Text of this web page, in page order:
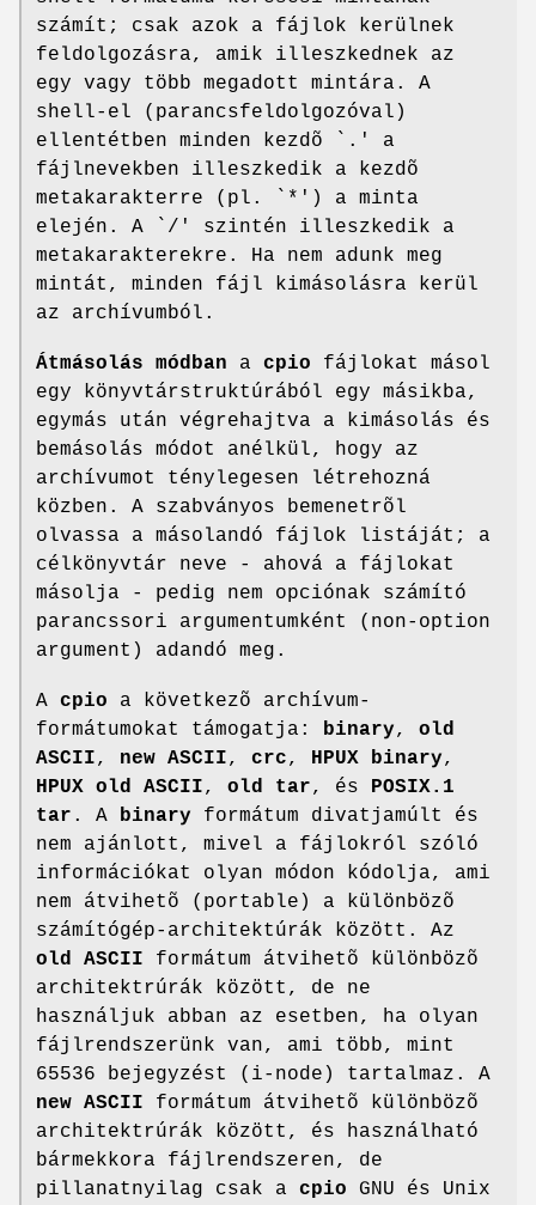
számít; csak azok a fájlok kerülnek
feldolgozásra, amik illeszkednek az
egy vagy több megadott mintára. A
shell-el (parancsfeldolgozóval)
ellentétben minden kezdõ `.' a
fájlnevekben illeszkedik a kezdõ
metakarakterre (pl. `*') a minta
elején. A `/' szintén illeszkedik a
metakarakterekre. Ha nem adunk meg
mintát, minden fájl kimásolásra kerül
az archívumból.
Átmásolás módban a cpio fájlokat másol
egy könyvtárstruktúrából egy másikba,
egymás után végrehajtva a kimásolás és
bemásolás módot anélkül, hogy az
archívumot ténylegesen létrehozná
közben. A szabványos bemenetrõl
olvassa a másolandó fájlok listáját; a
célkönyvtár neve - ahová a fájlokat
másolja - pedig nem opciónak számító
parancssori argumentumként (non-option
argument) adandó meg.
A cpio a következõ archívum-
formátumokat támogatja:
binary, old
ASCII, new ASCII, crc, HPUX binary,
HPUX old ASCII, old tar, és
POSIX.1
tar . A binary formátum divatjamúlt és
nem ajánlott, mivel a fájlokról szóló
információkat olyan módon kódolja, ami
nem átvihetõ (portable) a különbözõ
számítógép-architektúrák között. Az
old ASCII formátum átvihetõ különbözõ
architektrúrák között, de ne
használjuk abban az esetben, ha olyan
fájlrendszerünk van, ami több, mint
65536 bejegyzést (i-node) tartalmaz. A
new ASCII formátum átvihetõ különbözõ
architektrúrák között, és használható
bármekkora fájlrendszeren, de
pillanatnyilag csak a cpio GNU és Unix